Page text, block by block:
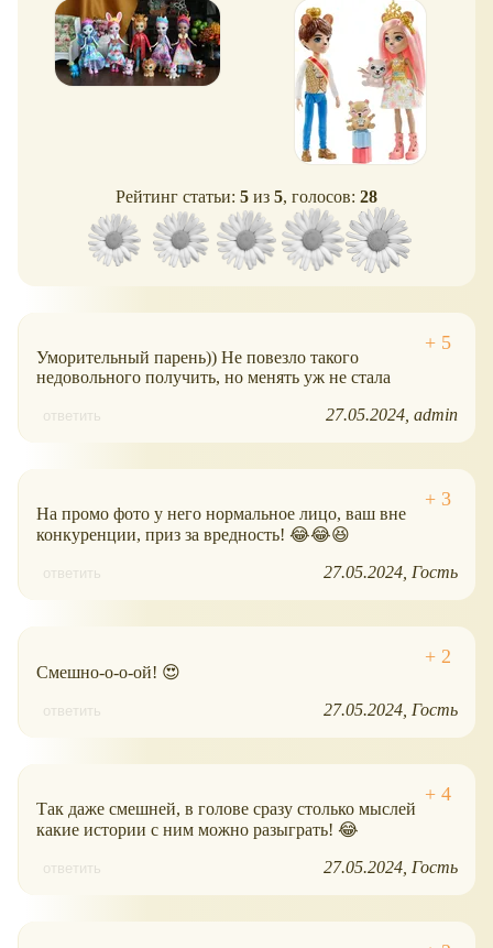
львом!). Обзор
Рейтинг статьи: 5 из 5, голосов: 28
Уморительный парень)) Не повезло такого
недовольного получить, но менять уж не стала
ответить 27.05.2024 admin
На промо фото у него нормальное лицо, ваш вне
конкуренции, приз за вредность! 😂😂😆
ответить 27.05.2024 Гость
Смешно-о-о-ой! 😍
ответить 27.05.2024 Гость
Так даже смешней, в голове сразу столько мыслей
какие истории с ним можно разыграть! 😂
ответить 27.05.2024 Гость